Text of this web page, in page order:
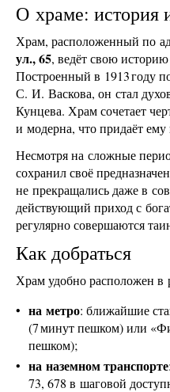
О храме: история
Храм, расположенный по
ул., 65, ведёт свою
Построенный в 1913 году
С. И. Васкова, он стал
Кунцева. Храм сочетает
и модерна, что придаёт
Несмотря на сложные
сохранил своё
не прекращались даже в
действующий приход с
регулярно совершаются
Как добраться
Храм удобно расположен
на метро: ближайшие
(7 минут пешком) или
пешком);
на наземном транспорте
73, 678 в шаговой